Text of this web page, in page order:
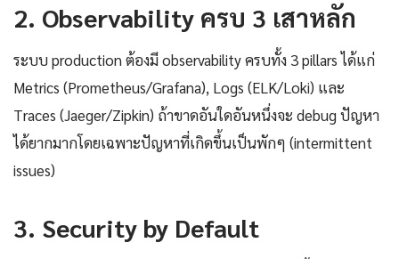
2. Observability ครบ 3 เสาหลัก
ระบบ production ต้องมี observability ครบทั้ง 3 pillars ได้แก่
Metrics (Prometheus/Grafana), Logs (ELK/Loki) และ
Traces (Jaeger/Zipkin) ถ้าขาดอันใดอันหนึ่งจะ debug ปัญหา
ได้ยากมากโดยเฉพาะปัญหาที่เกิดขึ้นเป็นพักๆ (intermittent
issues)
3. Security by Default